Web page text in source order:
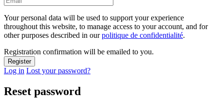
Your personal data will be used to support your experience
throughout this website, to manage access to your account, and for
other purposes described in ourpolitique de confidentialité.
Registration confirmation will be emailed to you.
Log in Lost your password?
Reset password